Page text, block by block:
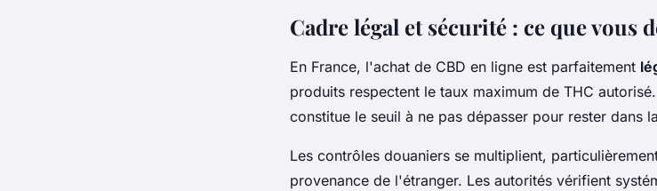
Cadre légal et sécurité : ce que vous
En France, l'achat de CBD en ligne est parfaitement
produits respectent le taux maximum de THC
constitue le seuil à ne pas dépasser pour rester dans
Les contrôles douaniers se multiplient,
provenance de l'étranger. Les autorités vérifient